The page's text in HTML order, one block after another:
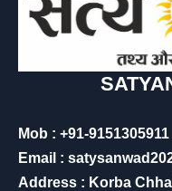
Mob : +91-9151305911
Email :
Address : Korba